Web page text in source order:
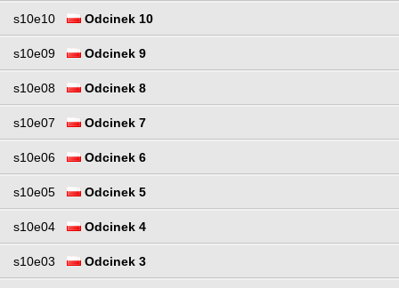
s10e10 Odcinek 10
s10e09 Odcinek 9
s10e08 Odcinek 8
s10e07 Odcinek 7
s10e06 Odcinek 6
s10e05 Odcinek 5
s10e04 Odcinek 4
s10e03 Odcinek 3